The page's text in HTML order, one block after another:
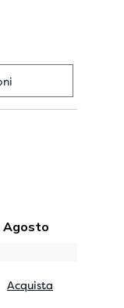
Acquista